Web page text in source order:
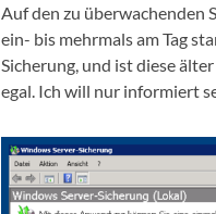
Auf den zu überwachenden
ein- bis mehrmals am Tag
Sicherung, und ist diese
egal. Ich will nur informiert